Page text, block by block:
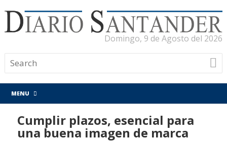
Domingo, 9 de Agosto del 2026
MENU
Cumplir plazos, esencial para
una buena imagen de marca